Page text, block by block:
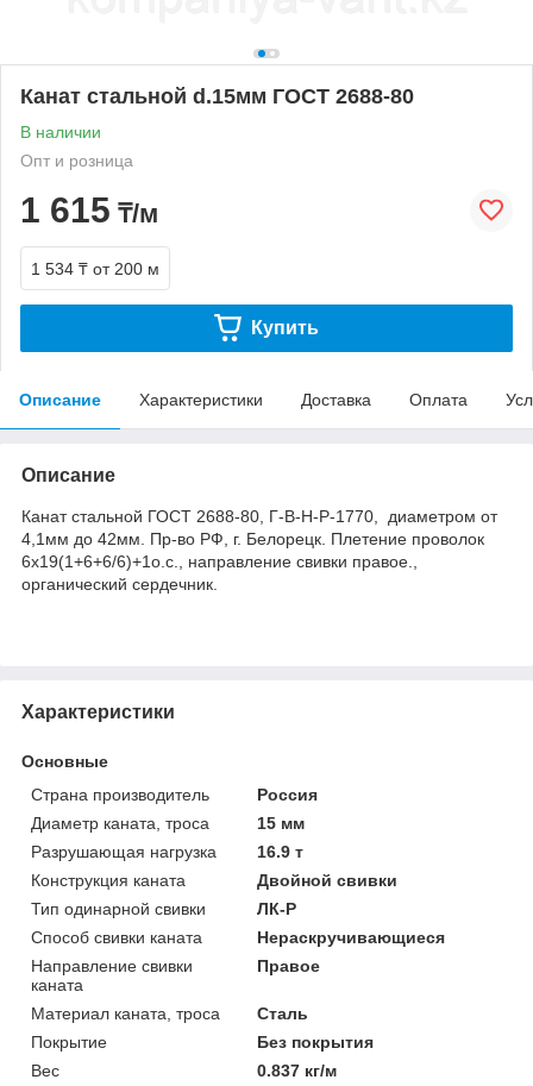
Канат стальной d.15мм ГОСТ 2688-80
В наличии
Опт и розница
1 615 ₸/м
1 534 ₸ от 200 м
Купить
Описание Характеристики Доставка Оплата
Описание
Канат стальной ГОСТ 2688-80, Г-В-Н-Р-1770, диаметром от
4,1мм до 42мм. Пр-во РФ, г. Белорецк. Плетение проволок
6х19(1+6+6/6)+1о.с., направление свивки правое.,
органический сердечник.
Характеристики
Основные
Страна производитель
Россия
Диаметр каната, троса
15 мм
Разрушающая нагрузка
16.9 т
Конструкция каната
Двойной свивки
Тип одинарной свивки
ЛК-Р
Способ свивки каната
Нераскручивающиеся
Направление свивки
каната
Правое
Материал каната, троса
Сталь
Покрытие
Без покрытия
Вес
0.837 кг/м